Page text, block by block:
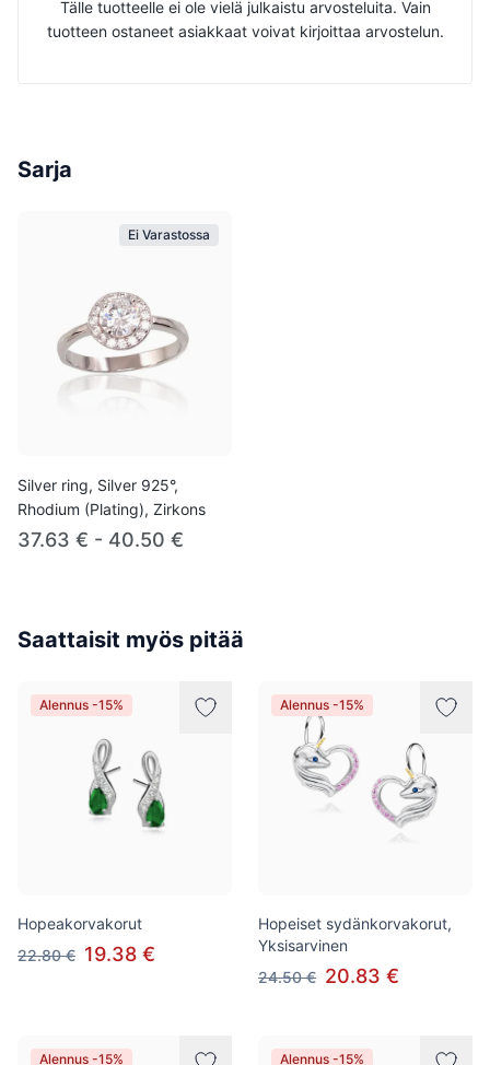
Tälle tuotteelle ei ole vielä julkaistu arvosteluita. Vain
tuotteen ostaneet asiakkaat voivat kirjoittaa arvostelun.
Sarja
Ei Varastossa
Silver ring, Silver 925°,
Rhodium (Plating), Zirkons
37.63 € - 40.50 €
Saattaisit myös pitää
Alennus -15%
Hopeakorvakorut
22.80 € 19.38 €
Alennus -15%
Hopeiset sydänkorvakorut,
Yksisarvinen
24.50 € 20.83 €
Alennus -15% Alennus -15%